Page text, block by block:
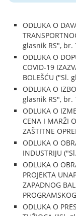
ODLUKA O
glasnik RS", br.
ODLUKA O
COVID-19
BOLEŠĆU ("Sl.
ODLUKA O
glasnik RS", br.
ODLUKA O
CENA I MARŽI
ZAŠTITNE
ODLUKA O
INDUSTRIJU
ODLUKA O
PROJEKTA
ZAPADNOG
ODLUKA O